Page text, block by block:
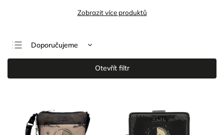
Zobrazit více produktů
Doporučujeme
Nejlevnější
Nejdražší
Abecedně
Otevřít filtr